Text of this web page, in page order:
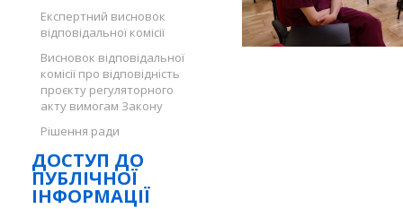
Експертний висновок
відповідальної комісії
Висновок відповідальної
комісії про відповідність
проєкту регуляторного
акту вимогам Закону
Рішення ради
ДОСТУП ДО
ПУБЛІЧНОЇ
ІНФОРМАЦІЇ